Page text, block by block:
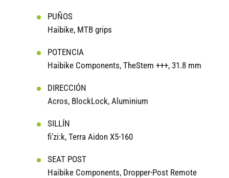
PUÑOS
Haibike, MTB grips
POTENCIA
Haibike Components, TheStem +++, 31.8 mm
DIRECCIÓN
Acros, BlockLock, Aluminium
SILLÍN
fi'zi:k, Terra Aidon X5-160
SEAT POST
Haibike Components, Dropper-Post Remote